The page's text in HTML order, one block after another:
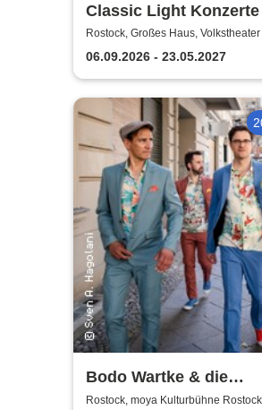
Classic Light Konzerte
Volkstheater Rostock
Rostock, Großes Haus,
06.09.2026 - 23.05.2027
Bodo Wartke & die
SchönenGutenA-Band -
Rostock, moya Kulturbühne Rostock